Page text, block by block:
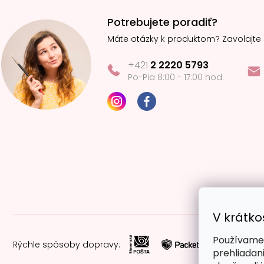
V
Potrebujete poradiť?
Máte otázky k produktom? Zavolajte
+421 2 2220 5793
Po-Pia 8:00 - 17:00 hod.
Rýchle spôsoby dopravy: